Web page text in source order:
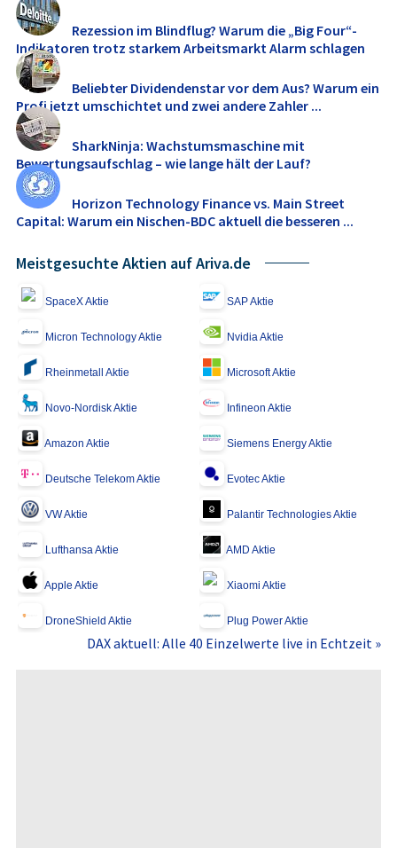
Rezession im Blindflug? Warum die „Big Four“-
Indikatoren trotz starkem Arbeitsmarkt Alarm schlagen
Beliebter Dividendenstar vor dem Aus? Warum ein
Profi jetzt umschichtet und zwei andere Zahler ...
SharkNinja: Wachstumsmaschine mit
Bewertungsaufschlag – wie lange hält der Lauf?
Horizon Technology Finance vs. Main Street
Capital: Warum ein Nischen-BDC aktuell die besseren ...
Meistgesuchte Aktien auf Ariva.de
SpaceX Aktie SAP Aktie
Micron Technology Aktie Nvidia Aktie
Rheinmetall Aktie Microsoft Aktie
Novo-Nordisk Aktie Infineon Aktie
Amazon Aktie Siemens Energy Aktie
Deutsche Telekom Aktie Evotec Aktie
VW Aktie Palantir Technologies Aktie
Lufthansa Aktie AMD Aktie
Apple Aktie Xiaomi Aktie
DroneShield Aktie Plug Power Aktie
DAX aktuell: Alle 40 Einzelwerte live in Echtzeit »